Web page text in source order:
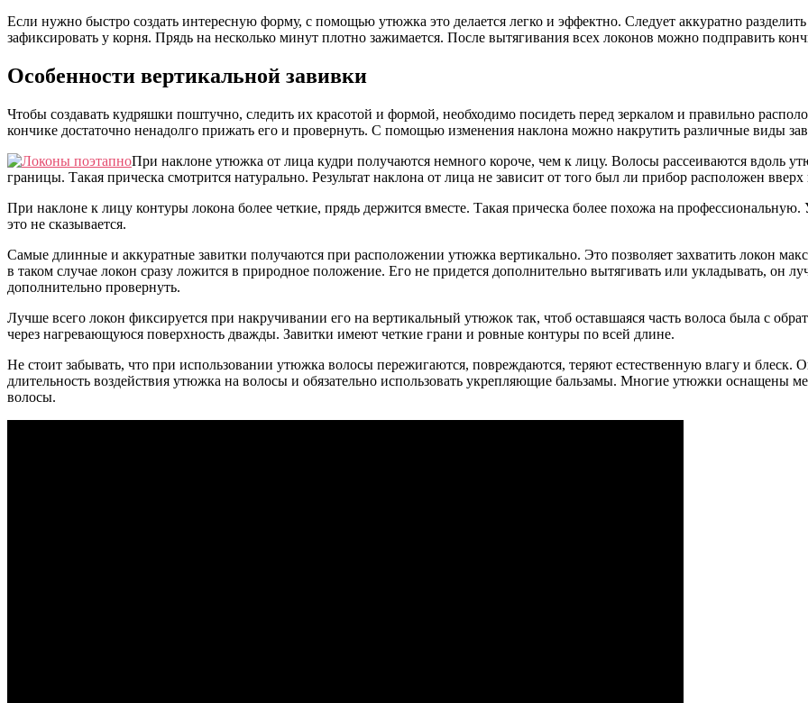
Если нужно быстро создать интересную форму, с помощью утюжка это делается легко и эффектно. Следует аккуратно
зафиксировать у корня. Прядь на несколько минут плотно зажимается. После вытягивания всех локонов можно подправить
Особенности вертикальной завивки
Чтобы создавать кудряшки поштучно, следить их красотой и формой, необходимо посидеть перед зеркалом и правильно
кончике достаточно ненадолго прижать его и провернуть. С помощью изменения наклона можно накрутить различные виды
При наклоне утюжка от лица кудри получаются немного короче, чем к лицу. Волосы рассеиваются вдоль
границы. Такая прическа смотрится натурально. Результат наклона от лица не зависит от того был ли прибор расположен
При наклоне к лицу контуры локона более четкие, прядь держится вместе. Такая прическа более похожа на
это не сказывается.
Самые длинные и аккуратные завитки получаются при расположении утюжка вертикально. Это позволяет захватить локон
в таком случае локон сразу ложится в природное положение. Его не придется дополнительно вытягивать или укладывать, он
дополнительно провернуть.
Лучше всего локон фиксируется при накручивании его на вертикальный утюжок так, чтоб оставшаяся часть волоса была с
через нагревающуюся поверхность дважды. Завитки имеют четкие грани и ровные контуры по всей длине.
Не стоит забывать, что при использовании утюжка волосы пережигаются, повреждаются, теряют естественную влагу и блеск.
длительность воздействия утюжка на волосы и обязательно использовать укрепляющие бальзамы. Многие утюжки оснащены
волосы.